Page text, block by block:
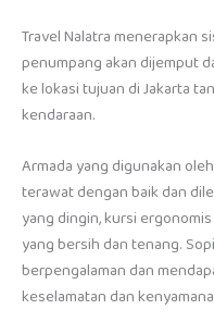
Travel Nalatra menerapkan
penumpang akan dijemput
ke lokasi tujuan di Jakarta
kendaraan.
Armada yang digunakan
terawat dengan baik dan
yang dingin, kursi
yang bersih dan tenang.
berpengalaman dan
keselamatan dan